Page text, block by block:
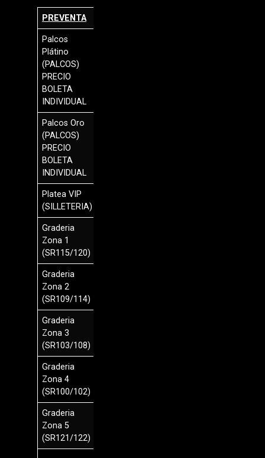
PREVENTA
Palcos
Plátino
(PALCOS)
PRECIO
BOLETA
INDIVIDUAL
Palcos Oro
(PALCOS)
PRECIO
BOLETA
INDIVIDUAL
Platea VIP
(SILLETERIA)
Graderia
Zona 1
(SR115/120)
Graderia
Zona 2
(SR109/114)
Graderia
Zona 3
(SR103/108)
Graderia
Zona 4
(SR100/102)
Graderia
Zona 5
(SR121/122)